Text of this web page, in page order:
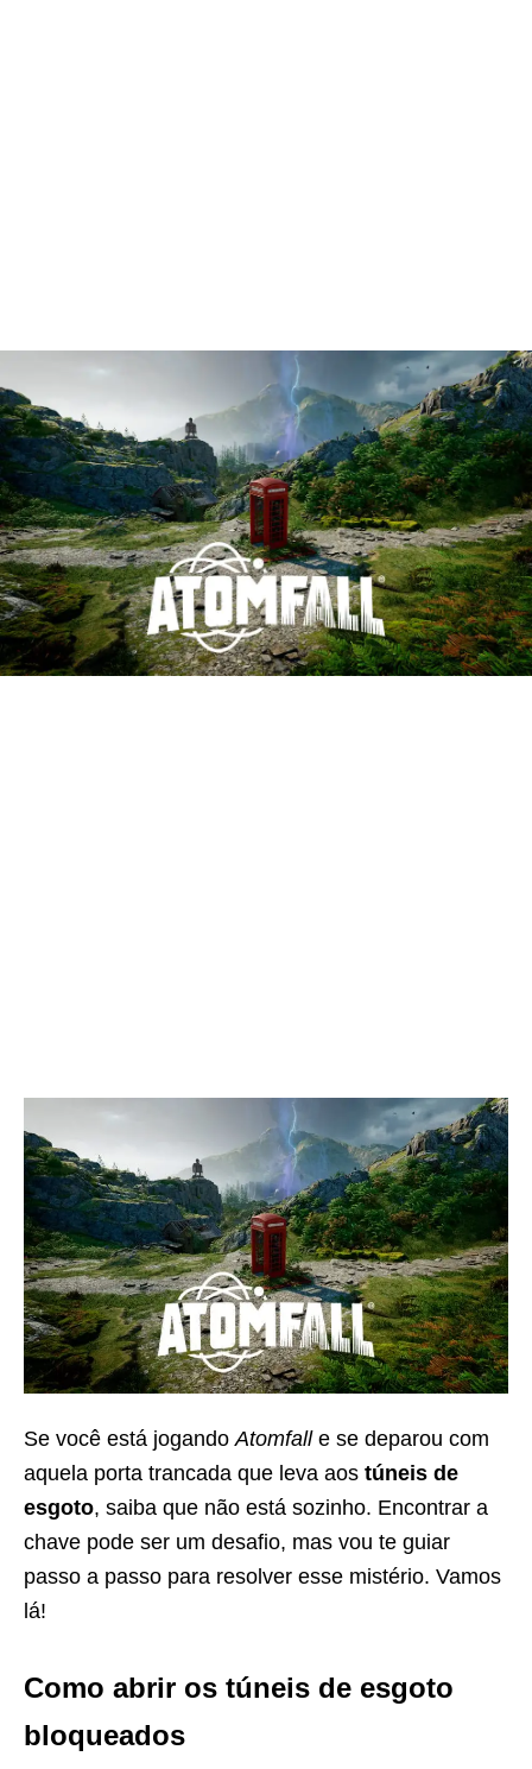
Se você está jogandoAtomfalle se deparou com
aquela porta trancada que leva aos túneis de
esgoto, saiba que não está sozinho. Encontrar a
chave pode ser um desafio, mas vou te guiar
passo a passo para resolver esse mistério. Vamos
lá!
Como abrir os túneis de esgoto
bloqueados